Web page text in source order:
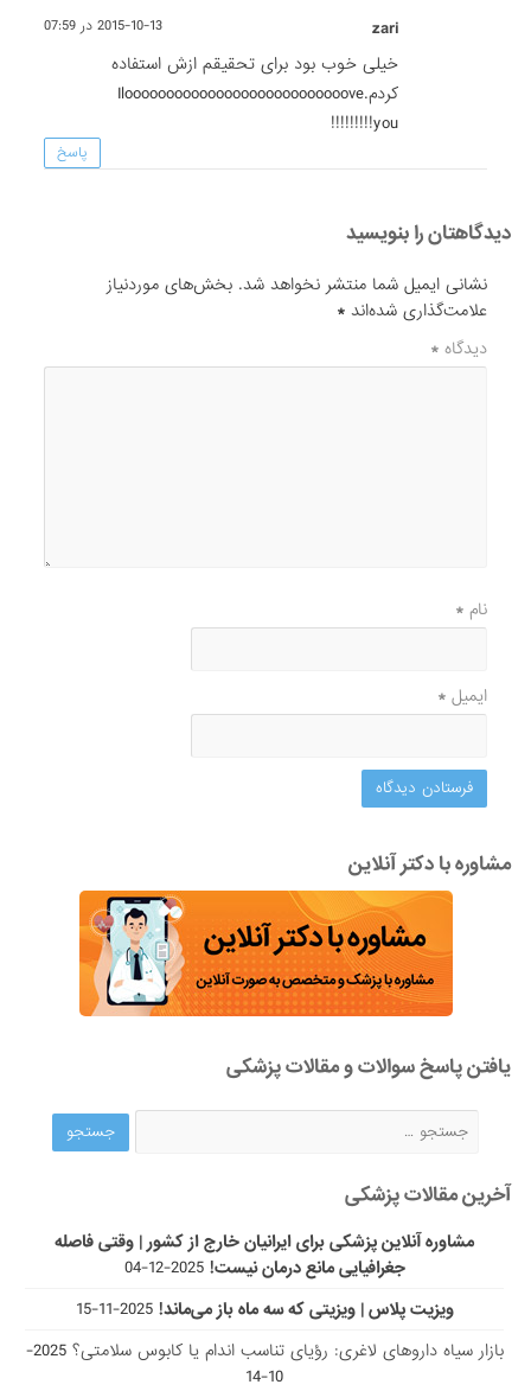
zari 2015-10-13 در 07:59
خیلی خوب بود برای تحقیقم ازش استفاده
کردم.Ilooooooooooooooooooooooooooove
you!!!!!!!!!
پاسخ
دیدگاهتان را بنویسید
نشانی ایمیل شما منتشر نخواهد شد. بخش‌های موردنیاز
علامت‌گذاری شده‌اند*
دیدگاه*
نام*
ایمیل*
مشاوره با دکتر آنلاین
یافتن پاسخ سوالات و مقالات پزشکی
آخرین مقالات پزشکی
مشاوره آنلاین پزشکی برای ایرانیان خارج از کشور | وقتی فاصله
جغرافیایی مانع درمان نیست! 2025-12-04
ویزیت پلاس | ویزیتی که سه ماه باز می‌ماند! 2025-11-15
بازار سیاه داروهای لاغری: رؤیای تناسب اندام یا کابوس سلامتی؟
2025-
10-14